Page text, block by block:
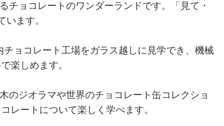
チョコレートのワンダーランドです。「見て・
ます。
ョコレート工場をガラス越しに見学でき、機械
楽しめます。
のジオラマや世界のチョコレート缶コレクショ
レートについて楽しく学べます。